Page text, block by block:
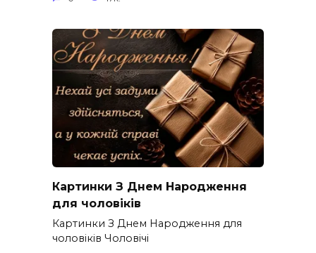
Картинки З Днем Народження
для чоловіків​
Картинки З Днем Народження для
чоловіків​ Чоловічі